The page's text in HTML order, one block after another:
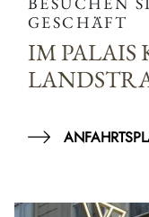
GESCHÄFT
IM PALAIS